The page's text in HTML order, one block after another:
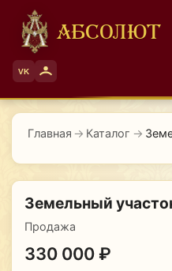
АБСОЛЮТ
VK
Главная → Каталог →
Земельный
Продажа
330 000 ₽